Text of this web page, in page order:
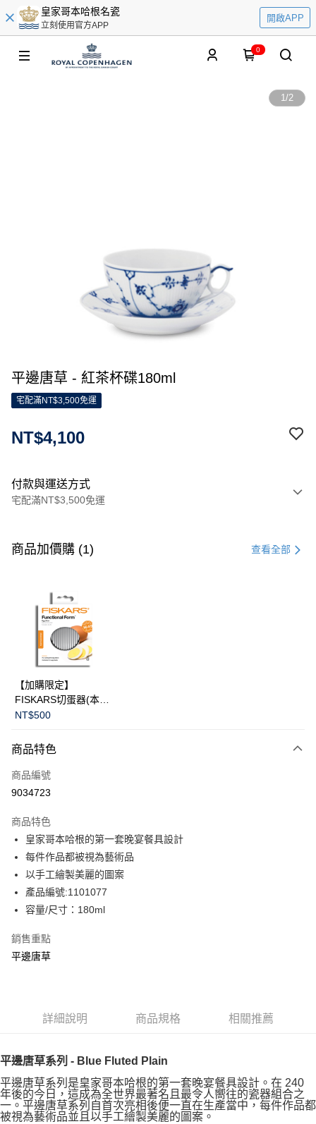
皇家哥本哈根名瓷
立刻使用官方APP
開啟APP
0
1/2
平邊唐草 - 紅茶杯碟180ml
宅配滿NT$3,500免運
NT$4,100
付款與運送方式
宅配滿NT$3,500免運
信用卡一次付款
3 期 0 利率 每期
合作金庫商業銀行
華南商業銀行
上海商業儲蓄銀行
國泰世華商業銀行
臺灣中小企業銀行
匯豐（台灣）商業銀行
聯邦商業銀行
元大商業銀行
台新國際商業銀行
LINE Pay
Apple Pay
運送方式
黑貓宅急便
商品加價購 (1) 查看全部
【加購限定】
FISKARS切蛋器(本商
品不提供破損保證)
NT$500
商品特色
商品編號
9034723
商品特色
皇家哥本哈根的第一套晚宴餐具設計
每件作品都被視為藝術品
以手工繪製美麗的圖案
產品編號:1101077
容量/尺寸：180ml
銷售重點
平邊唐草
詳細說明 商品規格 相關推薦
平邊唐草系列 - Blue Fluted Plain
平邊唐草系列是皇家哥本哈根的第一套晚宴餐具設計。在 240
年後的今日，這成為全世界最著名且最令人嚮往的瓷器組合之
一。平邊唐草系列自首次亮相後便一直在生產當中，每件作品都
被視為藝術品並且以手工繪製美麗的圖案。